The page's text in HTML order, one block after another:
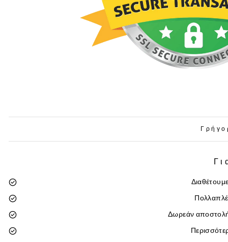
Δωρεάν